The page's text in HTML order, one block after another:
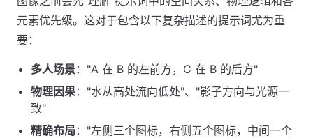
元素优先级。这对于包含以下复杂描述的提示词尤为重
要：
多人场景："A 在 B 的左前方，C 在 B 的后方"
物理因果："水从高处流向低处"、"影子方向与光源一
致"
精确布局："左侧三个图标，右侧五个图标，中间一个